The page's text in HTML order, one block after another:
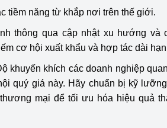
tiềm năng từ khắp nơi trên thế giới.
thông qua cập nhật xu hướng và
cơ hội xuất khẩu và hợp tác dài
khuyến khích các doanh nghiệp
quý giá này. Hãy chuẩn bị kỹ
mại để tối ưu hóa hiệu quả